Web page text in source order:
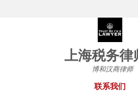
上海税务律
博和汉商律师
联系我们